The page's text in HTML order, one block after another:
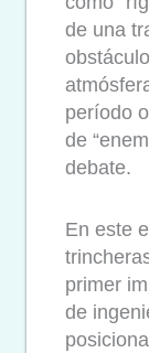
de una
período
de
debate.
En este
primer
de